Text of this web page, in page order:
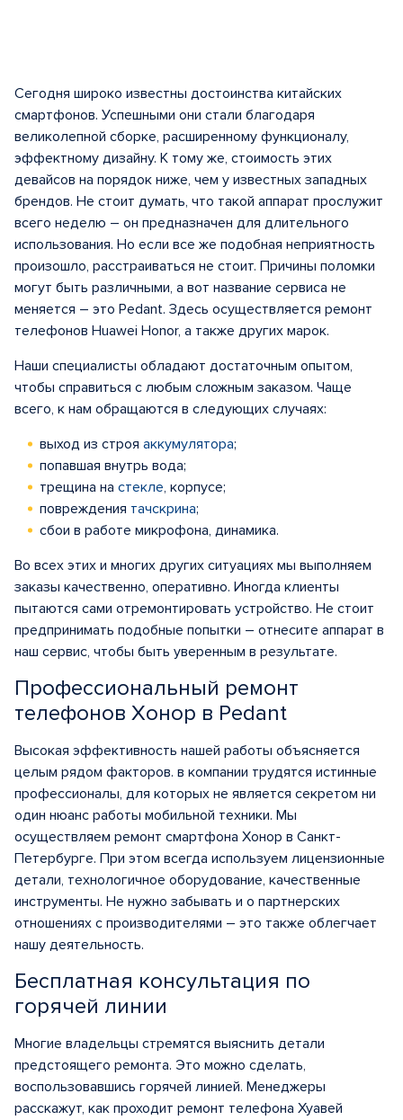
Сегодня широко известны достоинства китайских
смартфонов. Успешными они стали благодаря
великолепной сборке, расширенному функционалу,
эффектному дизайну. К тому же, стоимость этих
девайсов на порядок ниже, чем у известных западных
брендов. Не стоит думать, что такой аппарат прослужит
всего неделю – он предназначен для длительного
использования. Но если все же подобная неприятность
произошло, расстраиваться не стоит. Причины поломки
могут быть различными, а вот название сервиса не
меняется – это Pedant. Здесь осуществляется ремонт
телефонов Нuawei Нonor, а также других марок.
Наши специалисты обладают достаточным опытом,
чтобы справиться с любым сложным заказом. Чаще
всего, к нам обращаются в следующих случаях:
выход из строя аккумулятора;
попавшая внутрь вода;
трещина на стекле, корпусе;
повреждения тачскрина;
сбои в работе микрофона, динамика.
Во всех этих и многих других ситуациях мы выполняем
заказы качественно, оперативно. Иногда клиенты
пытаются сами отремонтировать устройство. Не стоит
предпринимать подобные попытки – отнесите аппарат в
наш сервис, чтобы быть уверенным в результате.
Профессиональный ремонт
телефонов Хонор в Pedant
Высокая эффективность нашей работы объясняется
целым рядом факторов. в компании трудятся истинные
профессионалы, для которых не является секретом ни
один нюанс работы мобильной техники. Мы
осуществляем ремонт смартфона Хонор в Санкт-
Петербурге. При этом всегда используем лицензионные
детали, технологичное оборудование, качественные
инструменты. Не нужно забывать и о партнерских
отношениях с производителями – это также облегчает
нашу деятельность.
Бесплатная консультация по
горячей линии
Многие владельцы стремятся выяснить детали
предстоящего ремонта. Это можно сделать,
воспользовавшись горячей линией. Менеджеры
расскажут, как проходит ремонт телефона Хуавей